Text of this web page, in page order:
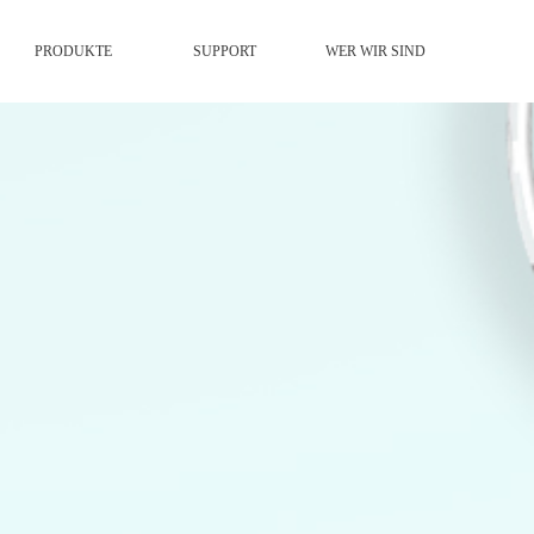
PRODUKTE SUPPORT WER WIR SIND